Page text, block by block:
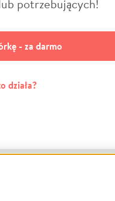
potrzebujących!
- za darmo
działa?